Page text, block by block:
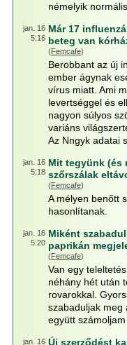
némelyik normális
jan. 16
5:16
Már 17
beteg van
(Femcafe)
Berobbant az új
ember ágynak
vírus miatt. Ami
levertséggel és
nagyon súlyos
variáns
Az Nngyk adatai
jan. 16
5:18
Mit tegyünk (és
szőrszálak
(Femcafe)
A mélyen benőtt
hasonlítanak.
jan. 16
5:20
Miként
paprikán
(Femcafe)
Van egy
néhány hét után
rovarokkal.
szabaduljak meg
együtt
jan. 16 Új szerződést